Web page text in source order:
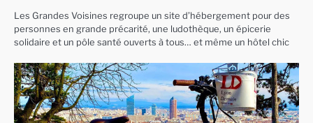
Les Grandes Voisines regroupe un site d’hébergement pour des
personnes en grande précarité, une ludothèque, un épicerie
solidaire et un pôle santé ouverts à tous… et même un hôtel chic